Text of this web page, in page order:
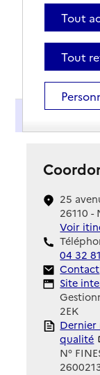
25
26110 -
Voir
04 32
Contact
Contact
Site
Site
2EK
Dernier
qualité
N°
Tout
Tout